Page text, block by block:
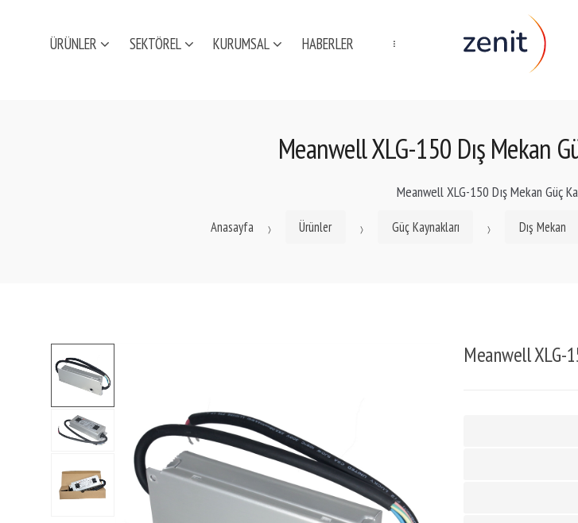
ÜRÜNLER SEKTÖREL KURUMSAL HABERLER ...
Meanwell XLG-150 Dış Mekan
Meanwell XLG-150 Dış Mekan Güç
Anasayfa Ürünler Güç Kaynakları Dış Mekan
Meanwell XLG-